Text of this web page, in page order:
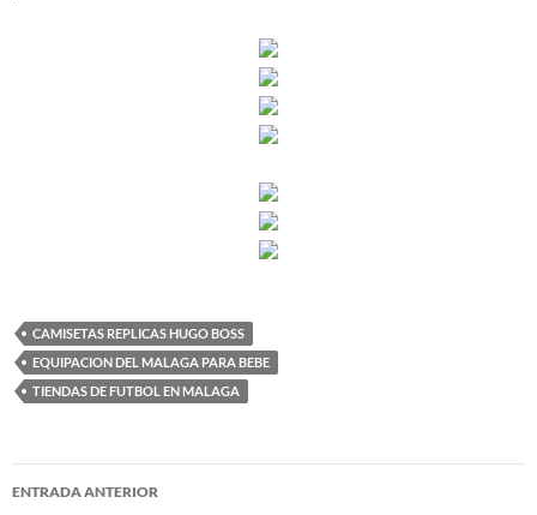
CAMISETAS REPLICAS HUGO BOSS
EQUIPACION DEL MALAGA PARA BEBE
TIENDAS DE FUTBOL EN MALAGA
Navegación
ENTRADA ANTERIOR